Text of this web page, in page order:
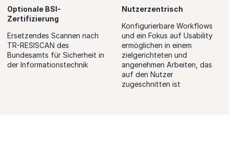
Optionale BSI-
Zertifizierung
Ersetzendes Scannen nach
TR-RESISCAN des
Bundesamts für Sicherheit in
der Informationstechnik
Nutzerzentrisch
Konfigurierbare Workflows
und ein Fokus auf Usability
ermöglichen in einem
zielgerichteten und
angenehmen Arbeiten, das
auf den Nutzer
zugeschnitten ist